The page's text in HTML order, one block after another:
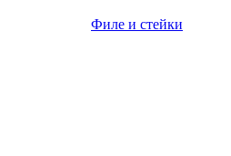
Филе и стейки